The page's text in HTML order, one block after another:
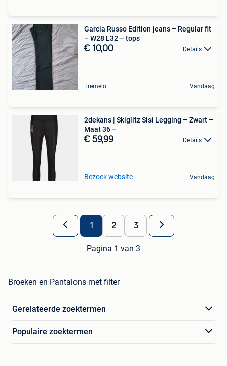
Garcia Russo Edition jeans – Regular fit
– W28 L32 – tops
€ 10,00 Details
Tremelo Vandaag
2dekans | Skiglitz Sisi Legging – Zwart –
Maat 36 –
€ 59,99 Details
Bezoek website Vandaag
1 2 3
Pagina 1 van 3
Broeken en Pantalons met filter
Gerelateerde zoektermen
Populaire zoektermen